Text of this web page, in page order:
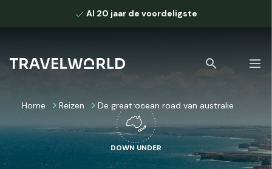
Al 20 jaar de voordeligste
Bekijk alle zoekresultaten
Home Reizen De great ocean road van australie
DOWN UNDER